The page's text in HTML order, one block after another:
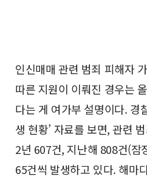
인신매매 관련 범죄 피해자
따른 지원이 이뤄진 경우는
다는 게 여가부 설명이다. 경
생 현황’ 자료를 보면, 관련
2년 607건, 지난해 808건(잠
65건씩 발생하고 있다. 해마